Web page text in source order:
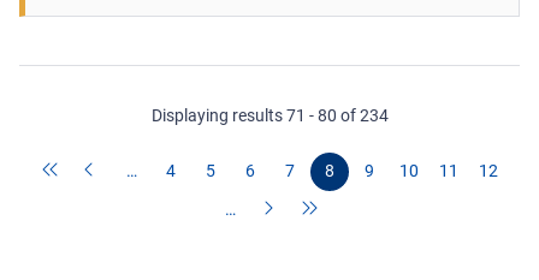
Displaying results 71 - 80 of 234
… 4 5 6 7 8 9 10 11
12
…